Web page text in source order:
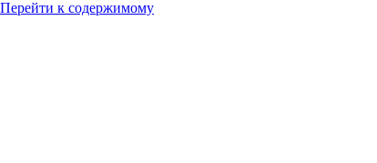
Перейти к содержимому